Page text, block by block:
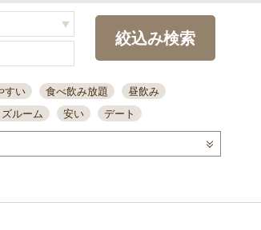
絞込み検索
すい 食べ飲み放題
昼飲み
ルーム 安い
デート
座敷席 記念日 泡盛
喫煙可
客に人気 大部屋30名
カウンター